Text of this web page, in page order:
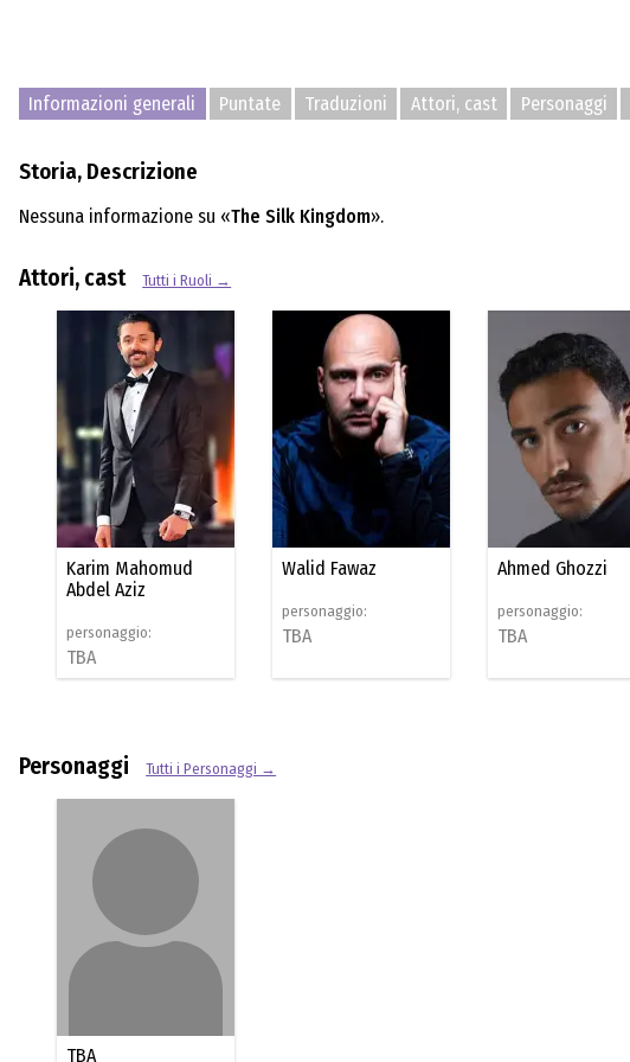
Informazioni generali Puntate Traduzioni Attori, cast Personaggi
Storia, Descrizione
Nessuna informazione su «The Silk Kingdom».
Attori, cast Tutti i Ruoli →
Karim Mahomud
Abdel Aziz
personaggio:
TBA
Walid Fawaz
personaggio:
TBA
Ahmed Ghozzi
personaggio:
TBA
Personaggi Tutti i Personaggi →
TBA